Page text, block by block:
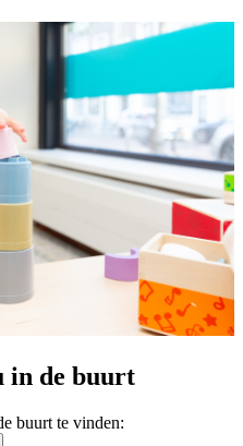
in de buurt
buurt te vinden: